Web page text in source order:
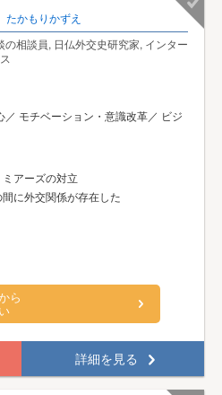
たかもりかずえ
の相談員, 日仏外交史研究家, インター
モチベーション・意識改革／ ビジ
アーズの対立
に外交関係が存在した
ら
詳細を見る